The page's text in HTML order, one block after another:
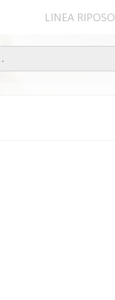
LINEA RIPOSO
Materassi
Cuscini